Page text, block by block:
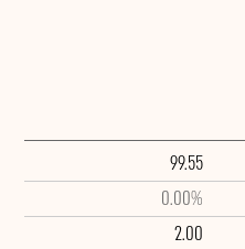
99.55
0.00%
2.00